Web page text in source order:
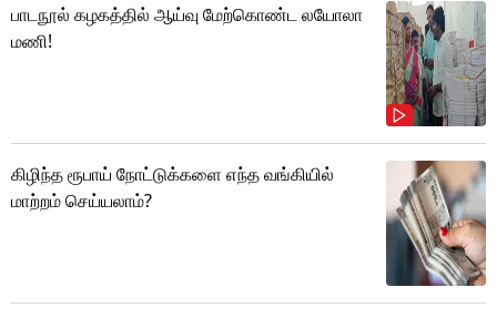
பாடநூல் கழகத்தில் ஆய்வு மேற்கொண்ட லயோலா
மணி!
கிழிந்த ரூபாய் நோட்டுக்களை எந்த வங்கியில்
மாற்றம் செய்யலாம்?